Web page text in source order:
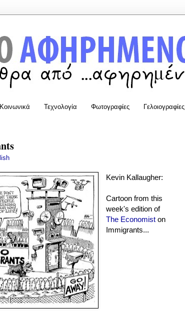
Κοινωνικά Τεχνολογία Φωτογραφίες Γελοιογραφίες
Kevin Kallaugher:
Cartoon from this
week's edition of
The Economist on
Immigrants...